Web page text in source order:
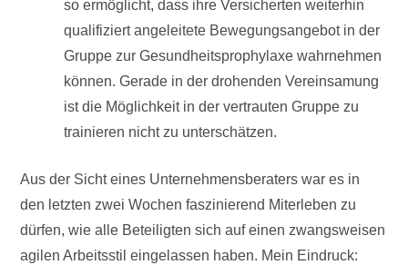
so ermöglicht, dass ihre Versicherten weiterhin
qualifiziert angeleitete Bewegungsangebot in der
Gruppe zur Gesundheitsprophylaxe wahrnehmen
können. Gerade in der drohenden Vereinsamung
ist die Möglichkeit in der vertrauten Gruppe zu
trainieren nicht zu unterschätzen.
Aus der Sicht eines Unternehmensberaters war es in
den letzten zwei Wochen faszinierend Miterleben zu
dürfen, wie alle Beteiligten sich auf einen zwangsweisen
agilen Arbeitsstil eingelassen haben. Mein Eindruck: